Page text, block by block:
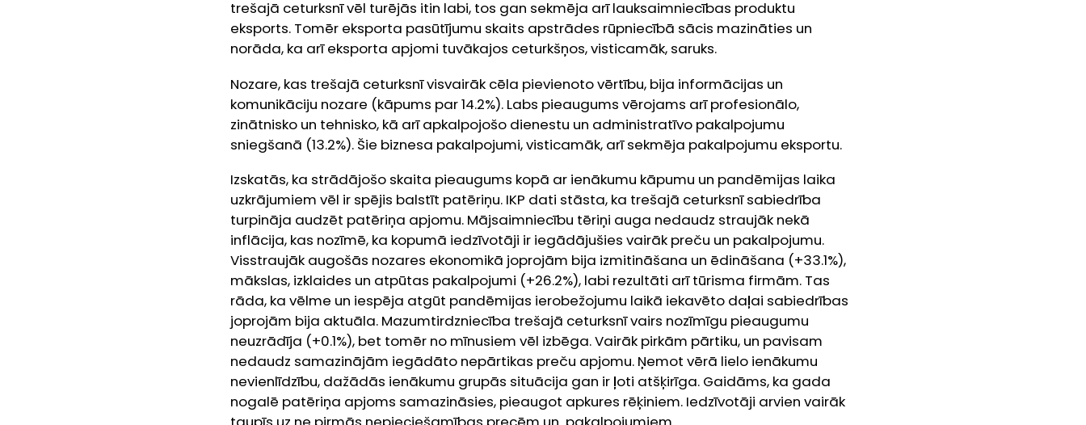
trešajā ceturksnī vēl turējās itin labi, tos gan sekmēja arī lauksaimniecības produktu
eksports. Tomēr eksporta pasūtījumu skaits apstrādes rūpniecībā sācis mazināties un
norāda, ka arī eksporta apjomi tuvākajos ceturkšņos, visticamāk, saruks.
Nozare, kas trešajā ceturksnī visvairāk cēla pievienoto vērtību, bija informācijas un
komunikāciju nozare (kāpums par 14.2%). Labs pieaugums vērojams arī profesionālo,
zinātnisko un tehnisko, kā arī apkalpojošo dienestu un administratīvo pakalpojumu
sniegšanā (13.2%). Šie biznesa pakalpojumi, visticamāk, arī sekmēja pakalpojumu eksportu.
Izskatās, ka strādājošo skaita pieaugums kopā ar ienākumu kāpumu un pandēmijas laika
uzkrājumiem vēl ir spējis balstīt patēriņu. IKP dati stāsta, ka trešajā ceturksnī sabiedrība
turpināja audzēt patēriņa apjomu. Mājsaimniecību tēriņi auga nedaudz straujāk nekā
inflācija, kas nozīmē, ka kopumā iedzīvotāji ir iegādājušies vairāk preču un pakalpojumu.
Visstraujāk augošās nozares ekonomikā joprojām bija izmitināšana un ēdināšana (+33.1%),
mākslas, izklaides un atpūtas pakalpojumi (+26.2%), labi rezultāti arī tūrisma firmām. Tas
rāda, ka vēlme un iespēja atgūt pandēmijas ierobežojumu laikā iekavēto daļai sabiedrības
joprojām bija aktuāla. Mazumtirdzniecība trešajā ceturksnī vairs nozīmīgu pieaugumu
neuzrādīja (+0.1%), bet tomēr no mīnusiem vēl izbēga. Vairāk pirkām pārtiku, un pavisam
nedaudz samazinājām iegādāto nepārtikas preču apjomu. Ņemot vērā lielo ienākumu
nevienlīdzību, dažādās ienākumu grupās situācija gan ir ļoti atšķirīga. Gaidāms, ka gada
nogalē patēriņa apjoms samazināsies, pieaugot apkures rēķiniem. Iedzīvotāji arvien vairāk